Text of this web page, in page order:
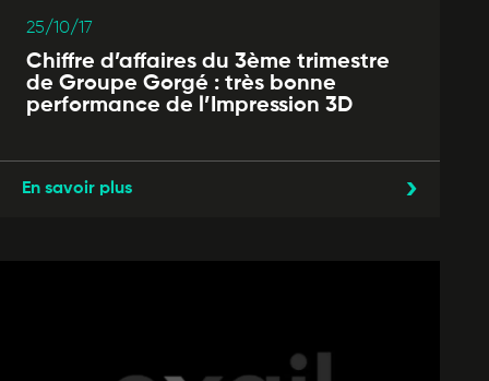
25/10/17
Chiffre d’affaires du 3ème trimestre
de Groupe Gorgé : très bonne
performance de l’Impression 3D
En savoir plus